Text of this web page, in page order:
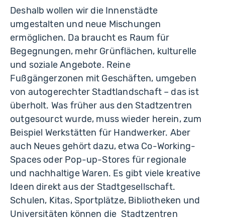
Deshalb wollen wir die Innenstädte
umgestalten und neue Mischungen
ermöglichen. Da braucht es Raum für
Begegnungen, mehr Grünflächen, kulturelle
und soziale Angebote. Reine
Fußgängerzonen mit Geschäften, umgeben
von autogerechter Stadtlandschaft – das ist
überholt. Was früher aus den Stadtzentren
outgesourct wurde, muss wieder herein, zum
Beispiel Werkstätten für Handwerker. Aber
auch Neues gehört dazu, etwa Co-Working-
Spaces oder Pop-up-Stores für regionale
und nachhaltige Waren. Es gibt viele kreative
Ideen direkt aus der Stadtgesellschaft.
Schulen, Kitas, Sportplätze, Bibliotheken und
Universitäten können die Stadtzentren